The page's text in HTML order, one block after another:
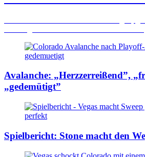
Avalanche: „Herzzerreißend”,
„gedemütigt”
Spielbericht: Stone macht den